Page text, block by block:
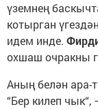
үземнең
котырган
идем инде.
охшаш очракны
Аның белән ара-
“Бер килеп